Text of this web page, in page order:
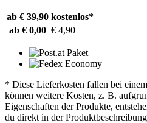
ab € 39,90 kostenlos*
ab € 0,00 € 4,90
* Diese Lieferkosten fallen bei
können weitere Kosten, z. B.
Eigenschaften der Produkte,
du direkt in der